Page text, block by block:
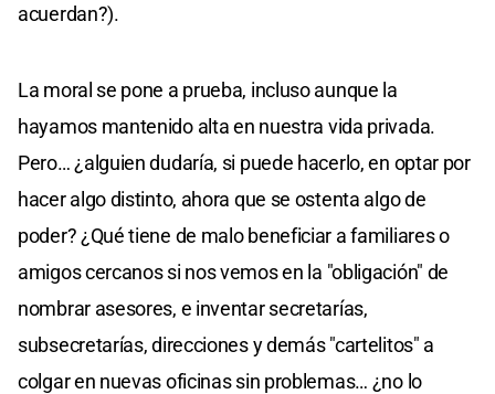
acuerdan?).
La moral se pone a prueba, incluso aunque la
hayamos mantenido alta en nuestra vida privada.
Pero… ¿alguien dudaría, si puede hacerlo, en optar por
hacer algo distinto, ahora que se ostenta algo de
poder? ¿Qué tiene de malo beneficiar a familiares o
amigos cercanos si nos vemos en la "obligación" de
nombrar asesores, e inventar secretarías,
subsecretarías, direcciones y demás "cartelitos" a
colgar en nuevas oficinas sin problemas… ¿no lo